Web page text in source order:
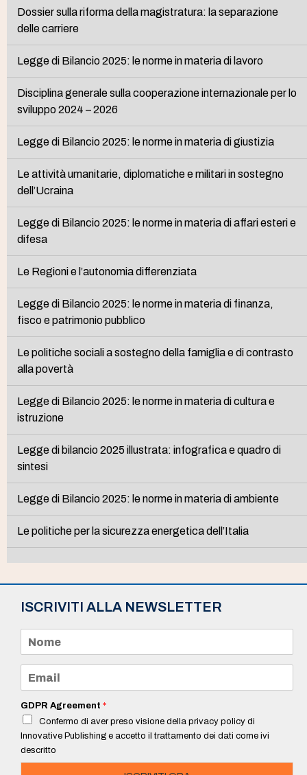
Dossier sulla riforma della magistratura: la separazione
delle carriere
Legge di Bilancio 2025: le norme in materia di lavoro
Disciplina generale sulla cooperazione internazionale per lo
sviluppo 2024 – 2026
Legge di Bilancio 2025: le norme in materia di giustizia
Le attività umanitarie, diplomatiche e militari in sostegno
dell’Ucraina
Legge di Bilancio 2025: le norme in materia di affari esteri e
difesa
Le Regioni e l’autonomia differenziata
Legge di Bilancio 2025: le norme in materia di finanza,
fisco e patrimonio pubblico
Le politiche sociali a sostegno della famiglia e di contrasto
alla povertà
Legge di Bilancio 2025: le norme in materia di cultura e
istruzione
Legge di bilancio 2025 illustrata: infografica e quadro di
sintesi
Legge di Bilancio 2025: le norme in materia di ambiente
Le politiche per la sicurezza energetica dell’Italia
ISCRIVITI ALLA NEWSLETTER
m
e
a
i
*
GDPR Agreement *
Confermo di aver preso visione della privacy policy di
Innovative Publishing e accetto il trattamento dei dati come ivi
descritto